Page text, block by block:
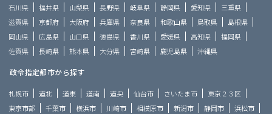
石川県
福井県 山梨県 長野県 岐阜県 静岡県 愛知県
三重県
滋賀県
京都府 大阪府 兵庫県 奈良県 和歌山県 鳥取県
島根県
岡山県
広島県 山口県 徳島県 香川県 愛媛県 高知県
福岡県
佐賀県
長崎県 熊本県 大分県 宮崎県 鹿児島県 沖縄県
政令指定都市から探す
札幌市 道北 道東 道南 道央 仙台市 さいたま市
東京２３区
東京市部
千葉市 横浜市 川崎市 相模原市 新潟市 静岡市 浜松市